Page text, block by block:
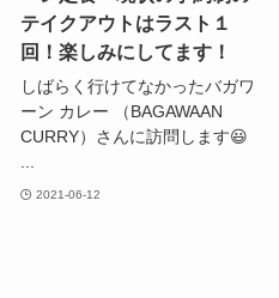
テイクアウトはラスト１
回！楽しみにしてます！
しばらく行けてなかったバガワ
ーン カレー （BAGAWAAN
CURRY）さんに訪問します😃
2021-06-12